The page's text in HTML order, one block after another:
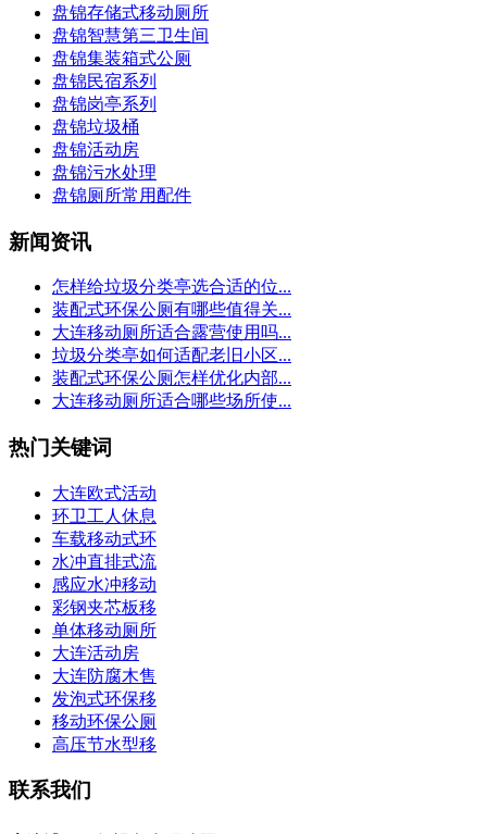
盘锦存储式移动厕所
盘锦智慧第三卫生间
盘锦集装箱式公厕
盘锦民宿系列
盘锦岗亭系列
盘锦垃圾桶
盘锦活动房
盘锦污水处理
盘锦厕所常用配件
新闻资讯
怎样给垃圾分类亭选合适的位...
装配式环保公厕有哪些值得关...
大连移动厕所适合露营使用吗...
垃圾分类亭如何适配老旧小区...
装配式环保公厕怎样优化内部...
大连移动厕所适合哪些场所使...
热门关键词
大连欧式活动
环卫工人休息
车载移动式环
水冲直排式流
感应水冲移动
彩钢夹芯板移
单体移动厕所
大连活动房
大连防腐木售
发泡式环保移
移动环保公厕
高压节水型移
联系我们